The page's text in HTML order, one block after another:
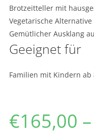
Brotzeitteller mit
Vegetarische
Gemütlicher Ausklang
Geeignet für
Familien mit Kindern ab
€165,00 –